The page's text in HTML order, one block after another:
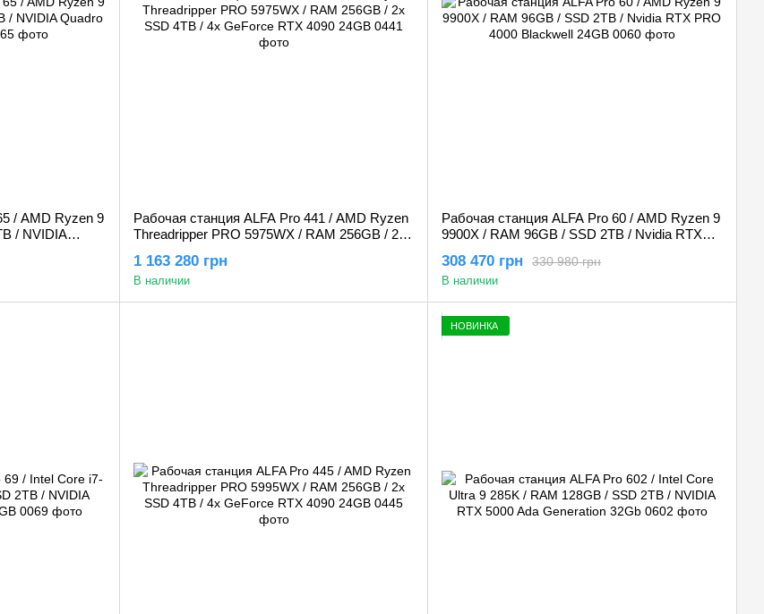
/ AMD Ryzen 9
/ NVIDIA
Рабочая станция ALFA Pro 441 / AMD Ryzen
Threadripper PRO 5975WX / RAM 256GB / 2х
1 163 280 грн
В наличии
Рабочая станция ALFA Pro 60 / AMD Ryzen 9
9900X / RAM 96GB / SSD 2TB / Nvidia RTX
330 980 грн
308 470 грн
В наличии
НОВИНКА